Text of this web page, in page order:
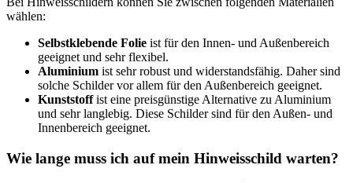
wählen:
Selbstklebende Folie ist für den Innen- und Außenbereich
geeignet und sehr flexibel.
Aluminium ist sehr robust und widerstandsfähig. Daher sind
solche Schilder vor allem für den Außenbereich geeignet.
Kunststoffist eine preisgünstige Alternative zu Aluminium
und sehr langlebig. Diese Schilder sind für den Außen- und
Innenbereich geeignet.
Wie lange muss ich auf mein Hinweisschild warten?